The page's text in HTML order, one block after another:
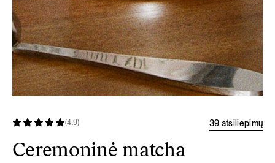
(4.9) 39 atsiliepimų
Ceremoninė matcha